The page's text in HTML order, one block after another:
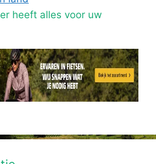
heeft alles voor uw